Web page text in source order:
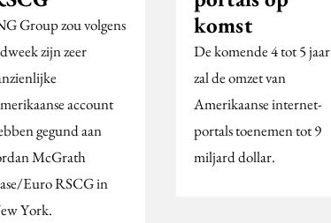
Group zou volgens
zijn zeer
account
gegund aan
McGrath
Euro RSCG in
York.
komst
De komende 4 tot 5 jaar
zal de omzet van
Amerikaanse internet-
portals toenemen tot 9
miljard dollar.